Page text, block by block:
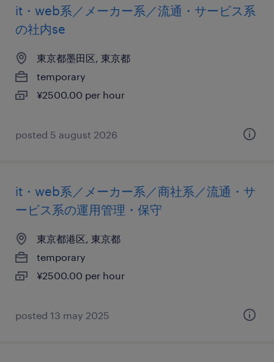
it・web系／メーカー系／流通・サービス系
の社内se
東京都墨田区, 東京都
temporary
¥2500.00 per hour
posted 5 august 2026
it・web系／メーカー系／商社系／流通・サ
ービス系の運用管理・保守
東京都港区, 東京都
temporary
¥2500.00 per hour
posted 13 may 2025